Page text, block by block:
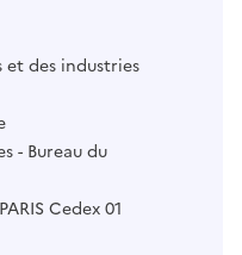
et des industries
- Bureau du
Cedex 01